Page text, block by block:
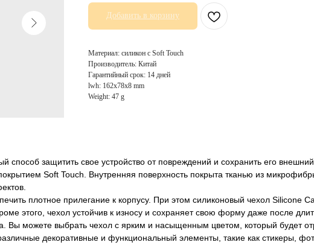
Добавить в корзину
Материал: силикон с Soft Touch
Производитель: Китай
Гарантийный срок: 14 дней
lwh: 162x78x8 mm
Weight: 47 g
защитить свое устройство от повреждений и сохранить его
Soft Touch. Внутренняя поверхность покрыта тканью из
плотное прилегание к корпусу. При этом силиконовый чехол Silicone
этого, чехол устойчив к износу и сохраняет свою форму даже после
Вы можете выбрать чехол с ярким и насыщенным цветом, который будет
декоративные и функциональный элементы, такие как стикеры,